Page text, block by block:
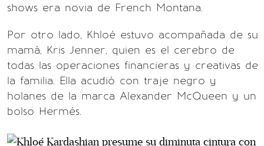
shows era novia de French Montana.
Por otro lado, Khloé estuvo acompañada de su
mamá, Kris Jenner, quien es el cerebro de
todas las operaciones financieras y creativas de
la familia. Ella acudió con traje negro y
holanes de la marca Alexander McQueen y un
bolso Hermés.